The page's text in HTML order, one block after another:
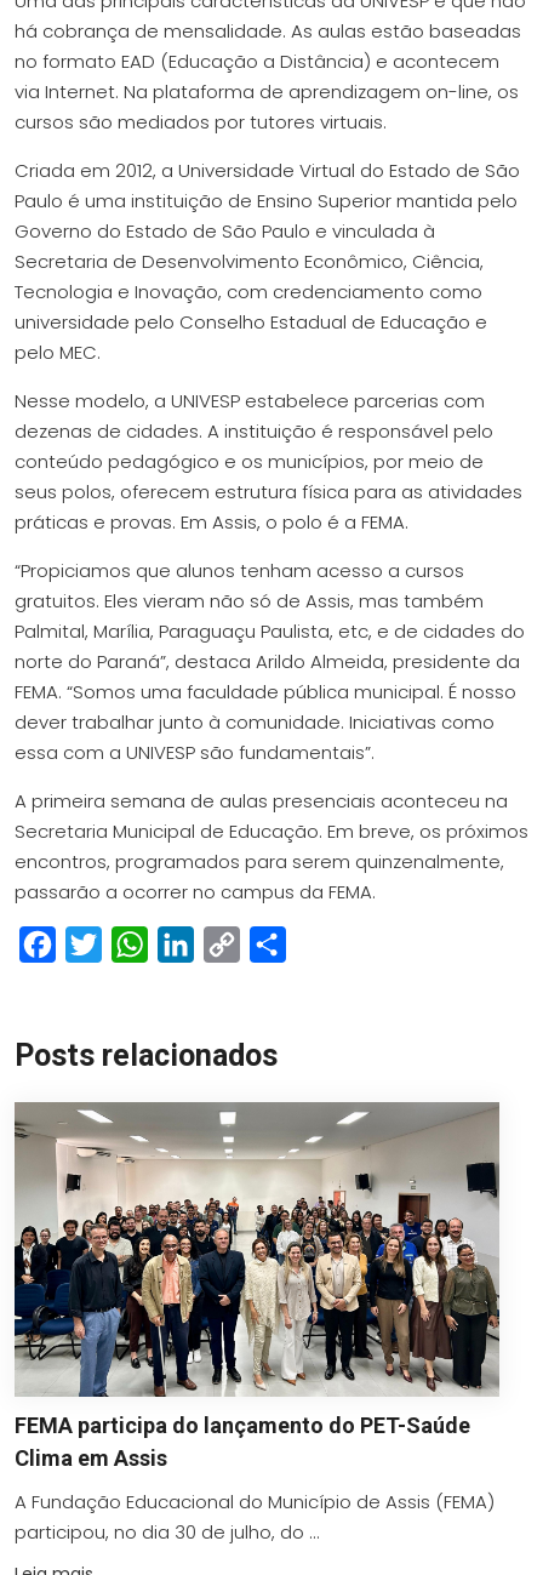
há cobrança de mensalidade. As aulas estão baseadas
no formato EAD (Educação a Distância) e acontecem
via Internet. Na plataforma de aprendizagem on-line, os
cursos são mediados por tutores virtuais.
Criada em 2012, a Universidade Virtual do Estado de São
Paulo é uma instituição de Ensino Superior mantida pelo
Governo do Estado de São Paulo e vinculada à
Secretaria de Desenvolvimento Econômico, Ciência,
Tecnologia e Inovação, com credenciamento como
universidade pelo Conselho Estadual de Educação e
pelo MEC.
Nesse modelo, a UNIVESP estabelece parcerias com
dezenas de cidades. A instituição é responsável pelo
conteúdo pedagógico e os municípios, por meio de
seus polos, oferecem estrutura física para as atividades
práticas e provas. Em Assis, o polo é a FEMA.
“Propiciamos que alunos tenham acesso a cursos
gratuitos. Eles vieram não só de Assis, mas também
Palmital, Marília, Paraguaçu Paulista, etc, e de cidades do
norte do Paraná”, destaca Arildo Almeida, presidente da
FEMA. “Somos uma faculdade pública municipal. É nosso
dever trabalhar junto à comunidade. Iniciativas como
essa com a UNIVESP são fundamentais”.
A primeira semana de aulas presenciais aconteceu na
Secretaria Municipal de Educação. Em breve, os próximos
encontros, programados para serem quinzenalmente,
passarão a ocorrer no campus da FEMA.
FacebookTwitterWhatsAppLinkedIn
Copy
Posts relacionados
FEMA participa do lançamento do PET-Saúde
Clima em Assis
A Fundação Educacional do Município de Assis (FEMA)
participou, no dia 30 de julho, do ...